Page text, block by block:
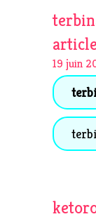
article
19 juin